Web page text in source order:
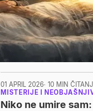
01 APRIL 2026· 10 MIN
MISTERIJE I
Niko ne umire